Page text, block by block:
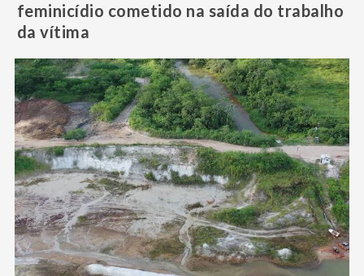
feminicídio cometido na saída do trabalho
da vítima